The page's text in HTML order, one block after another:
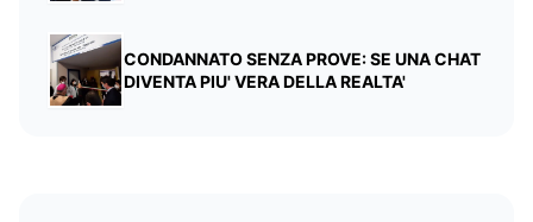
CONDANNATO SENZA PROVE: SE UNA CHAT
DIVENTA PIU' VERA DELLA REALTA'